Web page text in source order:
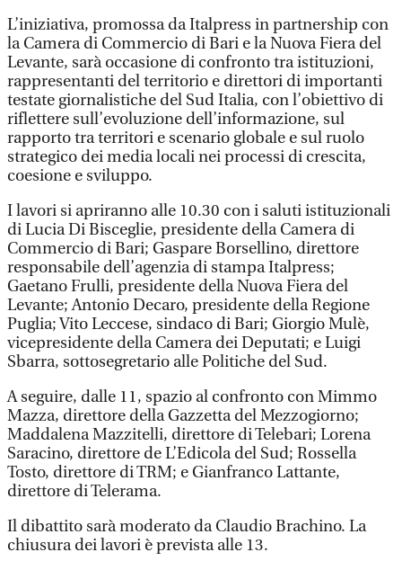
L’iniziativa, promossa da Italpress in partnership con
la Camera di Commercio di Bari e la Nuova Fiera del
Levante, sarà occasione di confronto tra istituzioni,
rappresentanti del territorio e direttori di importanti
testate giornalistiche del Sud Italia, con l’obiettivo di
riflettere sull’evoluzione dell’informazione, sul
rapporto tra territori e scenario globale e sul ruolo
strategico dei media locali nei processi di crescita,
coesione e sviluppo.
I lavori si apriranno alle 10.30 con i saluti istituzionali
di Lucia Di Bisceglie, presidente della Camera di
Commercio di Bari; Gaspare Borsellino, direttore
responsabile dell’agenzia di stampa Italpress;
Gaetano Frulli, presidente della Nuova Fiera del
Levante; Antonio Decaro, presidente della Regione
Puglia; Vito Leccese, sindaco di Bari; Giorgio Mulè,
vicepresidente della Camera dei Deputati; e Luigi
Sbarra, sottosegretario alle Politiche del Sud.
A seguire, dalle 11, spazio al confronto con Mimmo
Mazza, direttore della Gazzetta del Mezzogiorno;
Maddalena Mazzitelli, direttore di Telebari; Lorena
Saracino, direttore de L’Edicola del Sud; Rossella
Tosto, direttore di TRM; e Gianfranco Lattante,
direttore di Telerama.
Il dibattito sarà moderato da Claudio Brachino. La
chiusura dei lavori è prevista alle 13.